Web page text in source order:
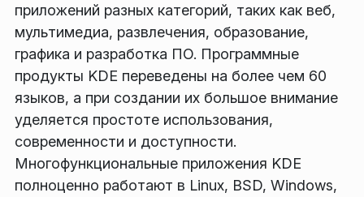
приложений разных категорий, таких как веб,
мультимедиа, развлечения, образование,
графика и разработка ПО. Программные
продукты KDE переведены на более чем 60
языков, а при создании их большое внимание
уделяется простоте использования,
современности и доступности.
Многофункциональные приложения KDE
полноценно работают в Linux, BSD, Windows,